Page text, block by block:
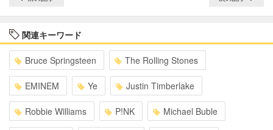
関連キーワード
Bruce Springsteen The Rolling Stones
EMINEM Ye Justin Timberlake
Robbie Williams P!NK Michael Buble